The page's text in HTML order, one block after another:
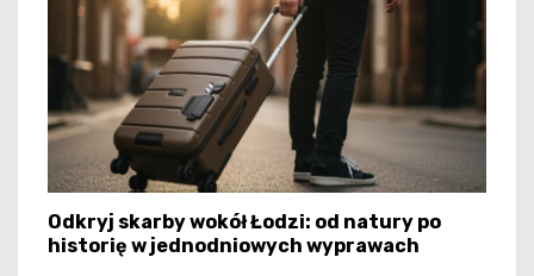
Odkryj skarby wokół Łodzi: od natury po
historię w jednodniowych wyprawach